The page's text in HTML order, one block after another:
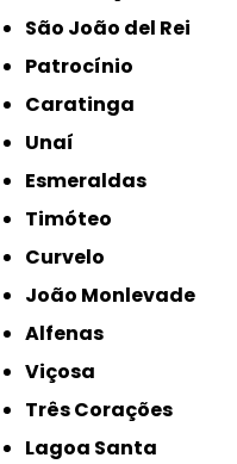
São João del Rei
Patrocínio
Caratinga
Unaí
Esmeraldas
Timóteo
Curvelo
João Monlevade
Alfenas
Viçosa
Três Corações
Lagoa Santa